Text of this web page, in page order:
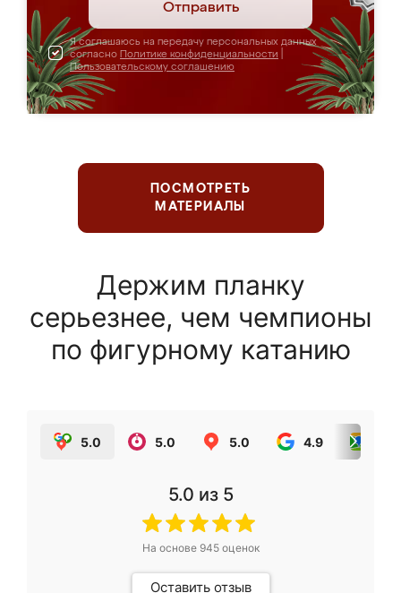
Отправить
Я соглашаюсь на передачу персональных данных
согласно Политике конфиденциальности
Пользовательскому соглашению
ПОСМОТРЕТЬ
МАТЕРИАЛЫ
Держим планку
серьезнее, чем чемпионы
по фигурному катанию
5.0 5.0 5.0 4.9
5.0 из 5
На основе 945оценок
Оставить отзыв